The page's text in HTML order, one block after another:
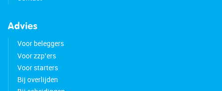
Advies
Voor beleggers
Voor zzp’ers
Voor starters
Bij overlijden